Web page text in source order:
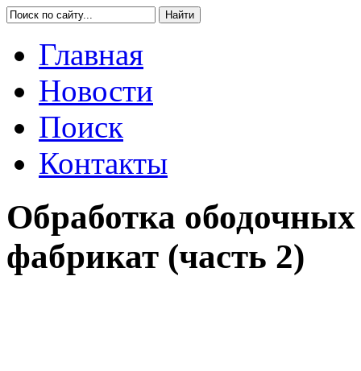
Главная
Новости
Поиск
Контакты
Обработка
фабрикат (часть 2)